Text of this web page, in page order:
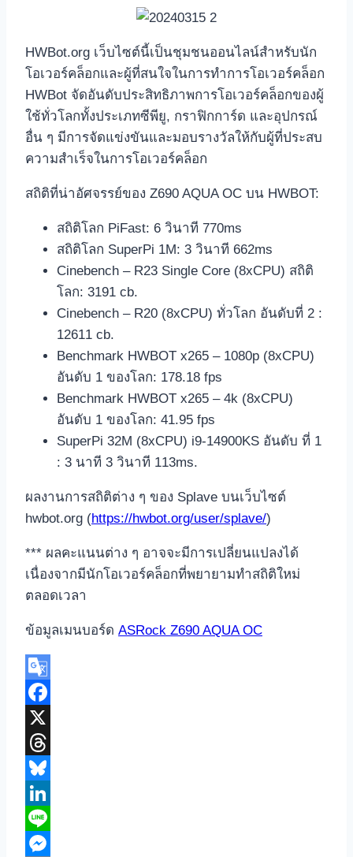
HWBot.org เว็บไซต์นี้เป็นชุมชนออนไลน์สำหรับนัก
โอเวอร์คล็อกและผู้ที่สนใจในการทำการโอเวอร์คล็อก
HWBot จัดอันดับประสิทธิภาพการโอเวอร์คล็อกของผู้
ใช้ทั่วโลกทั้งประเภทซีพียู, กราฟิกการ์ด และอุปกรณ์
อื่น ๆ มีการจัดแข่งขันและมอบรางวัลให้กับผู้ที่ประสบ
ความสำเร็จในการโอเวอร์คล็อก
สถิติที่น่าอัศจรรย์ของ Z690 AQUA OC บน HWBOT:
สถิติโลก PiFast: 6 วินาที 770ms
สถิติโลก SuperPi 1M: 3 วินาที 662ms
Cinebench – R23 Single Core (8xCPU) สถิติ
โลก: 3191 cb.
Cinebench – R20 (8xCPU) ทั่วโลก อันดับที่ 2 :
12611 cb.
Benchmark HWBOT x265 – 1080p (8xCPU)
อันดับ 1 ของโลก: 178.18 fps
Benchmark HWBOT x265 – 4k (8xCPU)
อันดับ 1 ของโลก: 41.95 fps
SuperPi 32M (8xCPU) i9-14900KS อันดับ ที่ 1
: 3 นาที 3 วินาที 113ms.
ผลงานการสถิติต่าง ๆ ของ Splave บนเว็บไซต์
hwbot.org (https://hwbot.org/user/splave/)
*** ผลคะแนนต่าง ๆ อาจจะมีการเปลี่ยนแปลงได้
เนื่องจากมีนักโอเวอร์คล็อกที่พยายามทำสถิติใหม่
ตลอดเวลา
ข้อมูลเมนบอร์ด ASRock Z690 AQUA OC
Google
Translate
Facebook
X
Threads
Bluesky
LinkedIn
Line